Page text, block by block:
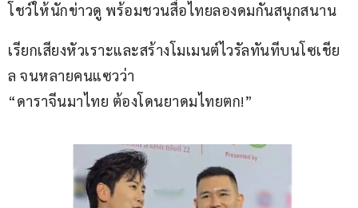
โชว์ให้นักข่าวดู พร้อมชวนสื่อไทยลองดมกันสนุกสนาน
เรียกเสียงหัวเราะและสร้างโมเมนต์ไวรัลทันทีบนโซเชีย
ล จนหลายคนแซวว่า
“ดาราจีนมาไทย ต้องโดนยาดมไทยตก!”